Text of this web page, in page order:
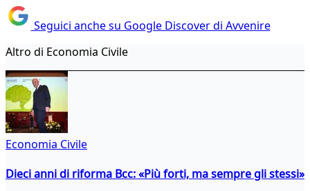
Seguici anche su Google Discover di Avvenire
Altro di Economia Civile
Economia Civile
Dieci anni di riforma Bcc: «Più forti, ma sempre gli stessi»